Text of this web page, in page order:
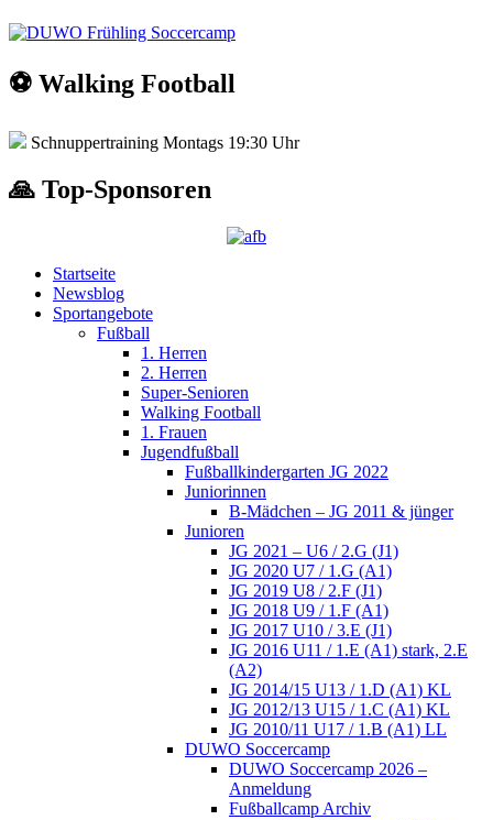
⚽️ Walking Football
Schnuppertraining Montags 19:30 Uhr
🙏 Top-Sponsoren
Startseite
Newsblog
Sportangebote
Fußball
1. Herren
2. Herren
Super-Senioren
Walking Football
1. Frauen
Jugendfußball
Fußballkindergarten JG 2022
Juniorinnen
B-Mädchen – JG 2011 & jünger
Junioren
JG 2021 – U6 / 2.G (J1)
JG 2020 U7 / 1.G (A1)
JG 2019 U8 / 2.F (J1)
JG 2018 U9 / 1.F (A1)
JG 2017 U10 / 3.E (J1)
JG 2016 U11 / 1.E (A1) stark, 2.E
(A2)
JG 2014/15 U13 / 1.D (A1) KL
JG 2012/13 U15 / 1.C (A1) KL
JG 2010/11 U17 / 1.B (A1) LL
DUWO Soccercamp
DUWO Soccercamp 2026 –
Anmeldung
Fußballcamp Archiv